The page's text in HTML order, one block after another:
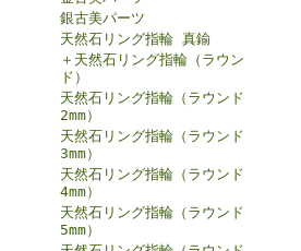
銀古美パーツ
天然石リング指輪 真鍮
＋天然石リング指輪（ラウン
ド）
天然石リング指輪（ラウンド
2mm）
天然石リング指輪（ラウンド
3mm）
天然石リング指輪（ラウンド
4mm）
天然石リング指輪（ラウンド
5mm）